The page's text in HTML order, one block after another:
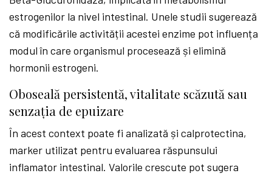
estrogenilor la nivel intestinal. Unele studii sugerează
că modificările activității acestei enzime pot influența
modul în care organismul procesează și elimină
hormonii estrogeni.
Oboseală persistentă, vitalitate scăzută sau
senzația de epuizare
În acest context poate fi analizată și calprotectina,
marker utilizat pentru evaluarea răspunsului
inflamator intestinal. Valorile crescute pot sugera